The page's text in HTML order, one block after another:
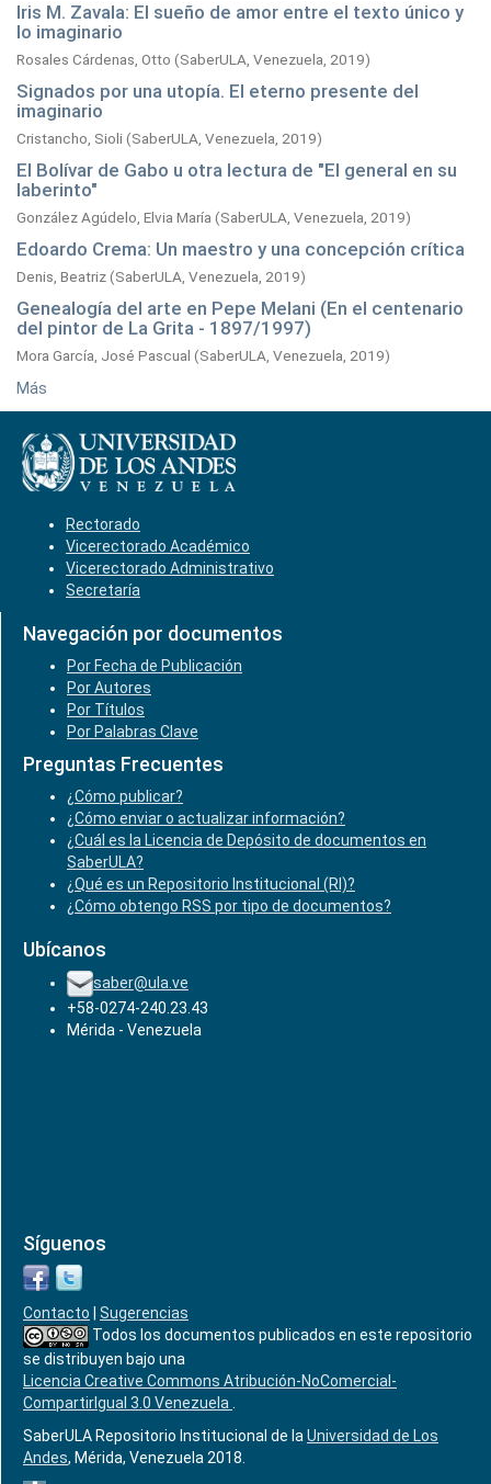
Iris M. Zavala: El sueño de amor entre el texto único y
lo imaginario
Rosales Cárdenas, Otto (SaberULA, Venezuela, 2019)
Signados por una utopía. El eterno presente del
imaginario
Cristancho, Sioli(SaberULA, Venezuela, 2019)
El Bolívar de Gabo u otra lectura de "El general en su
laberinto"
González Agúdelo, Elvia María (SaberULA, Venezuela, 2019)
Edoardo Crema: Un maestro y una concepción crítica
Denis, Beatriz(SaberULA, Venezuela, 2019)
Genealogía del arte en Pepe Melani (En el centenario
del pintor de La Grita - 1897/1997)
Mora García, José Pascual (SaberULA, Venezuela, 2019)
Más
Rectorado
Vicerectorado Académico
Vicerectorado Administrativo
Secretaría
Navegación por documentos
Por Fecha de Publicación
Por Autores
Por Títulos
Por Palabras Clave
Preguntas Frecuentes
¿Cómo publicar?
¿Cómo enviar o actualizar información?
¿Cuál es la Licencia de Depósito de documentos en
SaberULA?
¿Qué es un Repositorio Institucional (RI)?
¿Cómo obtengo RSS por tipo de documentos?
Ubícanos
saber@ula.ve
+58-0274-240.23.43
Mérida - Venezuela
Síguenos
Contacto
Sugerencias
Todos los documentos publicados en este repositorio
se distribuyen bajo una
Licencia Creative Commons Atribución-NoComercial-
CompartirIgual 3.0 Venezuela
SaberULA Repositorio Institucional de la Universidad de Los
Andes, Mérida, Venezuela 2018.